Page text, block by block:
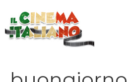
contenuto